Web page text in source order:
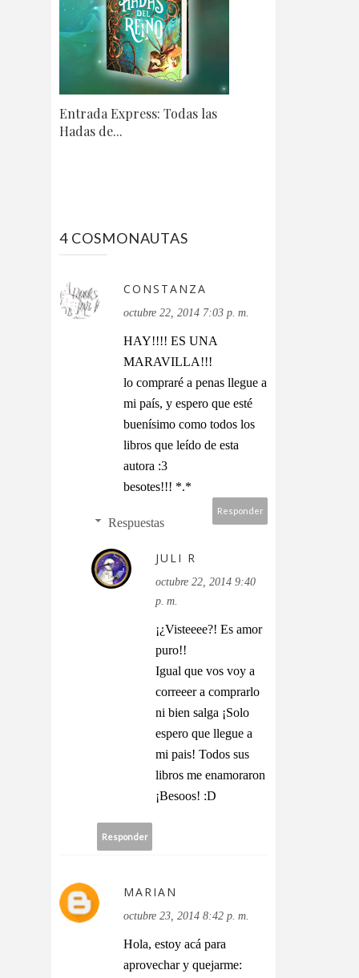
Entrada Express: Todas las
Hadas de...
4 COSMONAUTAS
CONSTANZA
octubre 22, 2014 7:03 p. m.
HAY!!!! ES UNA
MARAVILLA!!!
lo compraré a penas llegue a
mi país, y espero que esté
buenísimo como todos los
libros que leído de esta
autora :3
besotes!!! *.*
Responder
Respuestas
JULI R
octubre 22, 2014 9:40
p. m.
¡¿Visteeee?! Es amor
puro!!
Igual que vos voy a
correeer a comprarlo
ni bien salga ¡Solo
espero que llegue a
mi pais! Todos sus
libros me enamoraron
¡Besoos! :D
Responder
MARIAN
octubre 23, 2014 8:42 p. m.
Hola, estoy acá para
aprovechar y quejarme: